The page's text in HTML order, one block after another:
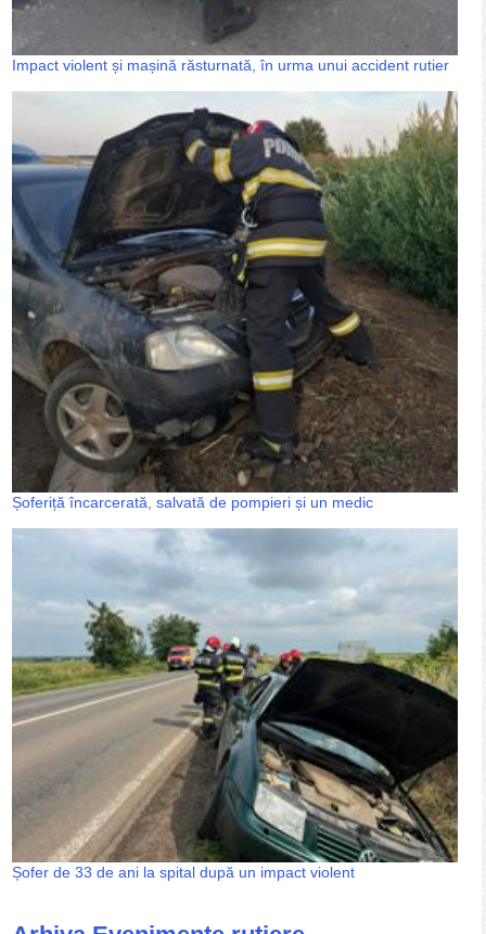
Impact violent și mașină răsturnată, în urma unui accident rutier
Șoferiță încarcerată, salvată de pompieri și un medic
Șofer de 33 de ani la spital după un impact violent